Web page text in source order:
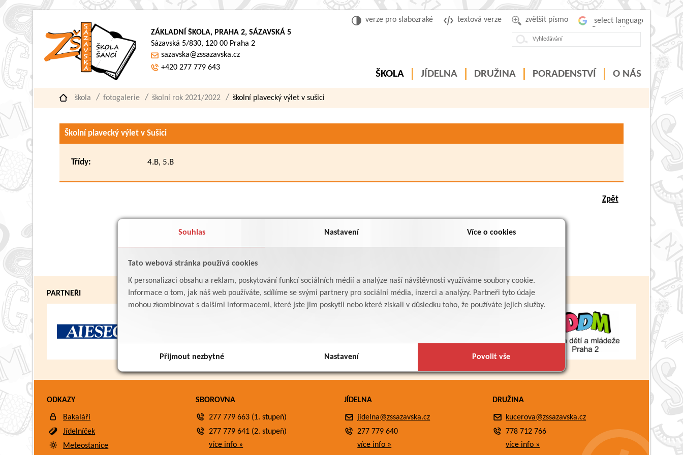
Souhlas Nastavení Více o cookies
Tato webová stránka používá cookies
K personalizaci obsahu a reklam, poskytování funkcí sociálních médií a analýze naší návštěvnosti využíváme soubory cookie.
Informace o tom, jak náš web používáte, sdílíme se svými partnery pro sociální média, inzerci a analýzy. Partneři tyto údaje
mohou zkombinovat s dalšími informacemi, které jste jim poskytli nebo které získali v důsledku toho, že používáte jejich služby.
Přijmout nezbytné Nastavení Povolit vše
zvětšit písmo
textová verze
verze pro slabozraké
ZÁKLADNÍ ŠKOLA, PRAHA 2, SÁZAVSKÁ 5
Sázavská 5/830, 120 00 Praha 2
sazavska@zssazavska.cz
+420 277 779 643
ŠKOLA JÍDELNA DRUŽINA PORADENSTVÍ O NÁS
škola fotogalerie školní rok 2021/2022 školní plavecký výlet v sušici
Školní plavecký výlet v Sušici
Třídy: 4.B, 5.B
Zpět
PARTNEŘI
ODKAZY
Bakaláři
Jídelníček
Meteostanice
SBOROVNA
277 779 663 (1. stupeň)
277 779 641 (2. stupeň)
více info »
JÍDELNA
jidelna@zssazavska.cz
277 779 640
více info »
DRUŽINA
kucerova@zssazavska.cz
778 712 766
více info »